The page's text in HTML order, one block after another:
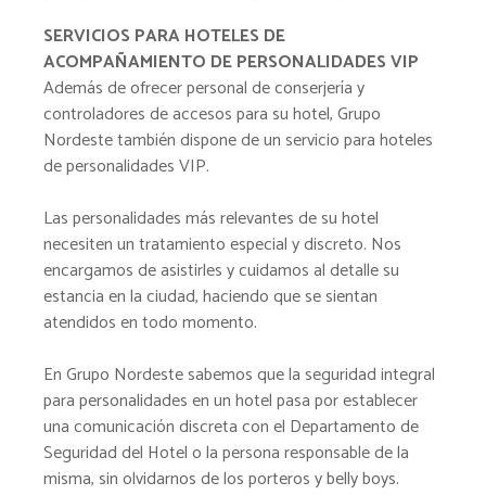
SERVICIOS PARA HOTELES DE
ACOMPAÑAMIENTO DE PERSONALIDADES VIP
Además de ofrecer personal de conserjería y
controladores de accesos para su hotel, Grupo
Nordeste también dispone de un servicio para hoteles
de personalidades VIP.
Las personalidades más relevantes de su hotel
necesiten un tratamiento especial y discreto. Nos
encargamos de asistirles y cuidamos al detalle su
estancia en la ciudad, haciendo que se sientan
atendidos en todo momento.
En Grupo Nordeste sabemos que la seguridad integral
para personalidades en un hotel pasa por establecer
una comunicación discreta con el Departamento de
Seguridad del Hotel o la persona responsable de la
misma, sin olvidarnos de los porteros y belly boys.